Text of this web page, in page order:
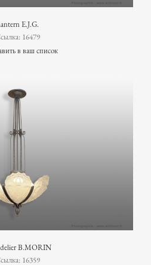
E.J.G.
16479
в ваш список
B.MORIN
16359